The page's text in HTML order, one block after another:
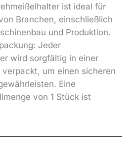
ist ideal für
Branchen, einschließlich
und Produktion.
Jeder
wird sorgfältig in einer
verpackt, um einen sicheren
Eine
von 1 Stück ist